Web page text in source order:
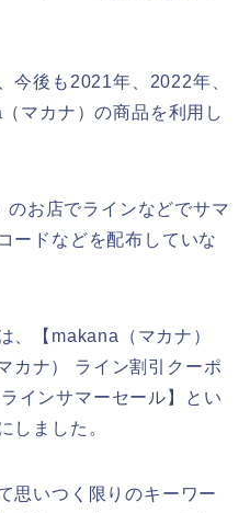
今後も2021年、2022年、
マカナ）の商品を利用し
お店でラインなどでサマ
ードなどを配布していな
、【makana（マカナ）
カナ） ライン割引クーポ
インサマーセール】とい
しました。
思いつく限りのキーワー